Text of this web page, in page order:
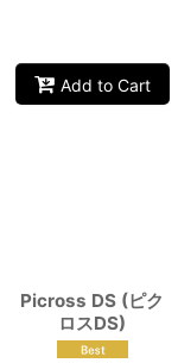
Add to Cart
Picross DS (ピク
ロスDS)